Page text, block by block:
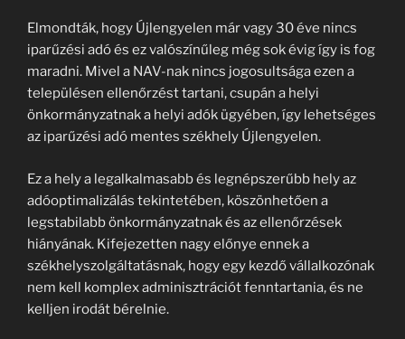
Elmondták, hogy Újlengyelen már vagy 30 éve nincs
iparűzési adó és ez valószínűleg még sok évig így is fog
maradni. Mivel a NAV-nak nincs jogosultsága ezen a
településen ellenőrzést tartani, csupán a helyi
önkormányzatnak a helyi adók ügyében, így lehetséges
az iparűzési adó mentes székhely Újlengyelen.
Ez a hely a legalkalmasabb és legnépszerűbb hely az
adóoptimalizálás tekintetében, köszönhetően a
legstabilabb önkormányzatnak és az ellenőrzések
hiányának. Kifejezetten nagy előnye ennek a
székhelyszolgáltatásnak, hogy egy kezdő vállalkozónak
nem kell komplex adminisztrációt fenntartania, és ne
kelljen irodát bérelnie.